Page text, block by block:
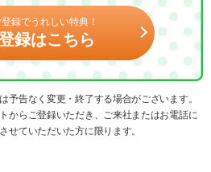
録でうれしい特典！
録はこちら
告なく変更・終了する場合がございます。
からご登録いただき、ご来社またはお電話に
せていただいた方に限ります。